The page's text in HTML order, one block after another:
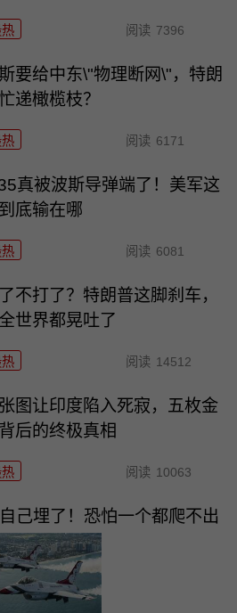
阅读 7396
要给中东\"物理断网\"，特朗
递橄榄枝？
阅读 6171
真被波斯导弹端了！美军这
底输在哪
阅读 6081
不打了？特朗普这脚刹车，
世界都晃吐了
阅读 14512
图让印度陷入死寂，五枚金
后的终极真相
阅读 10063
己埋了！恐怕一个都爬不出